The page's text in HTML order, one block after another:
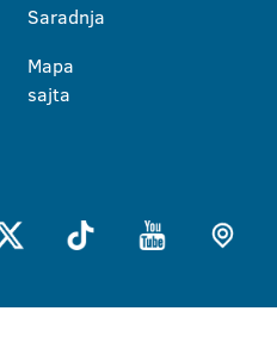
Saradnja
Mapa
sajta